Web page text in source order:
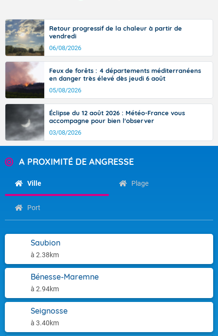
Retour progressif de la chaleur à partir de
vendredi
06/08/2026
Feux de forêts : 4 départements méditerranéens
en danger très élevé dès jeudi 6 août
05/08/2026
Éclipse du 12 août 2026 : Météo-France vous
accompagne pour bien l'observer
03/08/2026
A PROXIMITÉ DE ANGRESSE
Ville Plage
Port
Saubion
à 2.38km
Bénesse-Maremne
à 2.94km
Seignosse
à 3.40km